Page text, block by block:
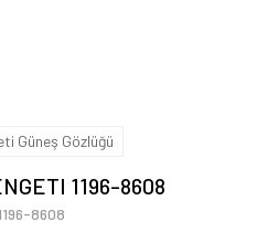
Güneş Gözlüğü
1196-8608
8608